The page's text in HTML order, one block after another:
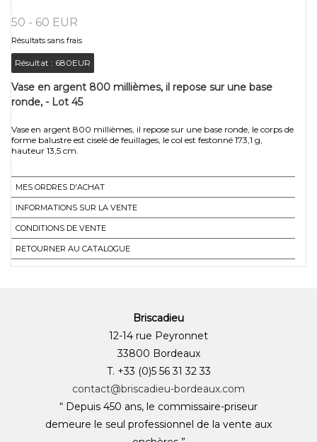
50 - 60 EUR
Résultats sans frais
Résultat : 680EUR
Vase en argent 800 millièmes, il repose sur une base
ronde, - Lot 45
Vase en argent 800 millièmes, il repose sur une base ronde, le corps de
forme balustre est ciselé de feuillages, le col est festonné 173,1 g,
hauteur 13,5 cm.
MES ORDRES D'ACHAT
INFORMATIONS SUR LA VENTE
CONDITIONS DE VENTE
RETOURNER AU CATALOGUE
Briscadieu
12-14 rue Peyronnet
33800 Bordeaux
T. +33 (0)5 56 31 32 33
contact@briscadieu-bordeaux.com
“ Depuis 450 ans, le commissaire-priseur
demeure le seul professionnel de la vente aux